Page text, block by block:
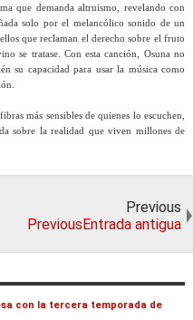
que demanda altruismo, revelando con
solo por el melancólico sonido de un
que reclaman el derecho sobre el fruto
se tratase. Con esta canción, Osuna no
su capacidad para usar la música como
más sensibles de quienes lo escuchen,
sobre la realidad que viven millones de
Previous
PreviousEntrada antigua
con la tercera temporada de